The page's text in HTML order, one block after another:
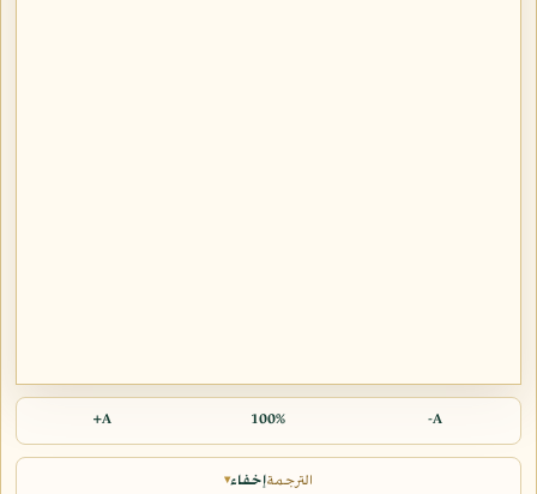
A-
100%
A+
الترجمةإخفاء▾